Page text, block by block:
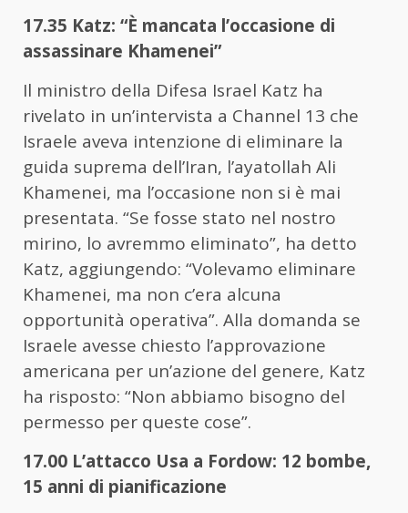
17.35 Katz: “È mancata l’occasione di
assassinare Khamenei”
Il ministro della Difesa Israel Katz ha
rivelato in un’intervista a Channel 13 che
Israele aveva intenzione di eliminare la
guida suprema dell’Iran, l’ayatollah Ali
Khamenei, ma l’occasione non si è mai
presentata. “Se fosse stato nel nostro
mirino, lo avremmo eliminato”, ha detto
Katz, aggiungendo: “Volevamo eliminare
Khamenei, ma non c’era alcuna
opportunità operativa”. Alla domanda se
Israele avesse chiesto l’approvazione
americana per un’azione del genere, Katz
ha risposto: “Non abbiamo bisogno del
permesso per queste cose”.
17.00 L’attacco Usa a Fordow: 12 bombe,
15 anni di pianificazione